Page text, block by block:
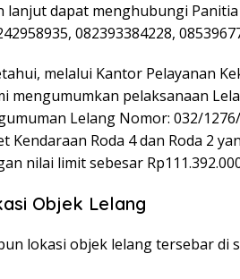
lanjut dapat menghubungi
082393384228,
melalui Kantor Pelayanan
mengumumkan pelaksanaan
Lelang Nomor: 032/
Kendaraan Roda 4 dan Roda 2
nilai limit sebesar
Objek Lelang
lokasi objek lelang tersebar di